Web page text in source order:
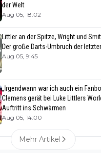
der Welt
Aug 05, 18:02
Littler an der Spitze, Wright und
Der große Darts-Umbruch der
Aug 05, 9:45
„Irgendwann war ich auch ein
Clemens gerät bei Luke Littlers
Auftritt ins Schwärmen
Aug 05, 14:00
Mehr Artikel